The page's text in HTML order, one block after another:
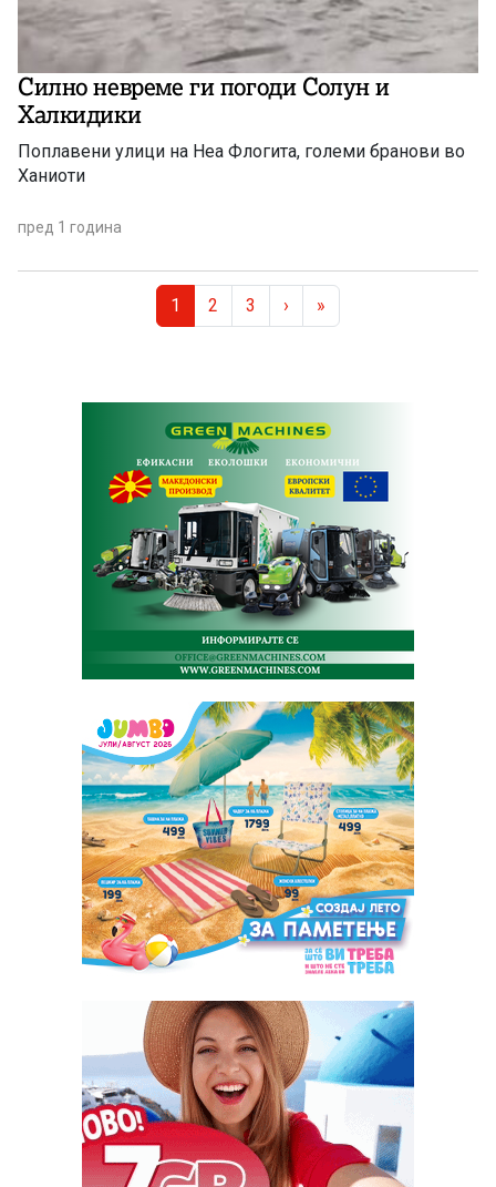
Силно невреме ги погоди Солун и
Халкидики
Поплавени улици на Неа Флогита, големи бранови во
Ханиоти
пред 1 година
Current Page
1 Page
2 Page
3 › »